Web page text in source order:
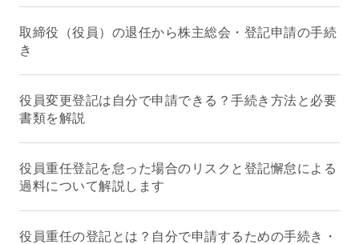
取締役（役員）の退任から株主総会・登記申請の手続
き
役員変更登記は自分で申請できる？手続き方法と必要
書類を解説
役員重任登記を怠った場合のリスクと登記懈怠による
過料について解説します
役員重任の登記とは？自分で申請するための手続き・